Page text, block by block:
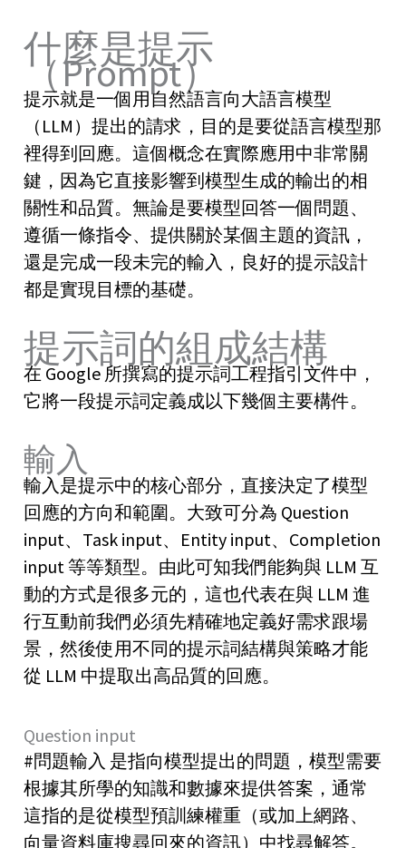
什麼是提示
（Prompt）
提示就是一個用自然語言向大語言模型
（LLM）提出的請求，目的是要從語言模型那
裡得到回應。這個概念在實際應用中非常關
鍵，因為它直接影響到模型生成的輸出的相
關性和品質。無論是要模型回答一個問題、
遵循一條指令、提供關於某個主題的資訊，
還是完成一段未完的輸入，良好的提示設計
都是實現目標的基礎。
提示詞的組成結構
在 Google 所撰寫的提示詞工程指引文件中，
它將一段提示詞定義成以下幾個主要構件。
輸入
輸入是提示中的核心部分，直接決定了模型
回應的方向和範圍。大致可分為 Question
input、Task input、Entity input、Completion
input 等等類型。由此可知我們能夠與 LLM 互
動的方式是很多元的，這也代表在與 LLM 進
行互動前我們必須先精確地定義好需求跟場
景，然後使用不同的提示詞結構與策略才能
從 LLM 中提取出高品質的回應。
Question input
#問題輸入 是指向模型提出的問題，模型需要
根據其所學的知識和數據來提供答案，通常
這指的是從模型預訓練權重（或加上網路、
向量資料庫搜尋回來的資訊）中找尋解答。